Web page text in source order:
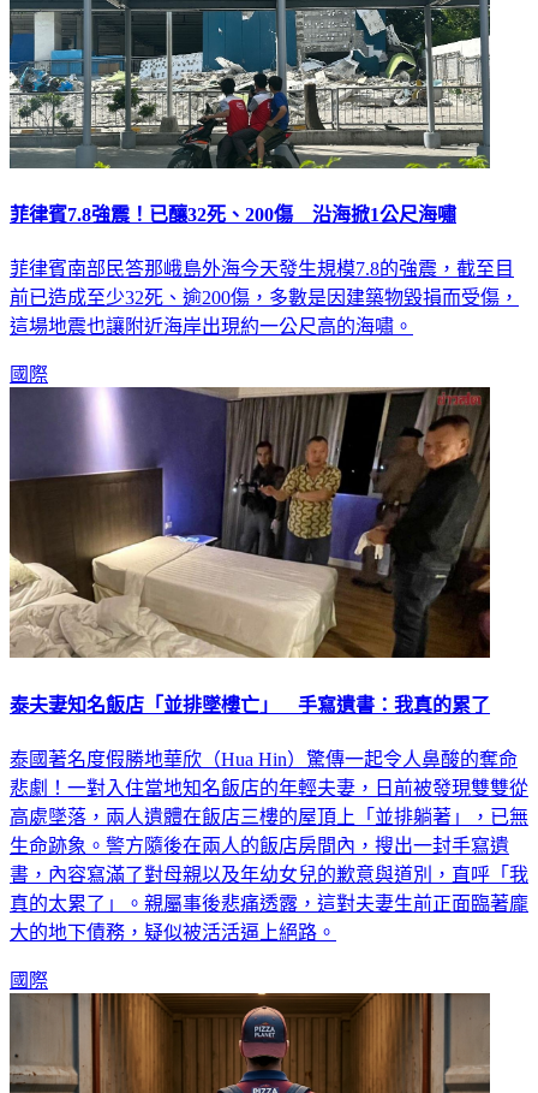
菲律賓7.8強震！已釀32死、200傷 沿海掀1公尺海嘯
菲律賓南部民答那峨島外海今天發生規模7.8的強震，截至目
前已造成至少32死、逾200傷，多數是因建築物毀損而受傷，
這場地震也讓附近海岸出現約一公尺高的海嘯。
國際
泰夫妻知名飯店「並排墜樓亡」 手寫遺書：我真的累了
泰國著名度假勝地華欣（Hua Hin）驚傳一起令人鼻酸的奪命
悲劇！一對入住當地知名飯店的年輕夫妻，日前被發現雙雙從
高處墜落，兩人遺體在飯店三樓的屋頂上「並排躺著」，已無
生命跡象。警方隨後在兩人的飯店房間內，搜出一封手寫遺
書，內容寫滿了對母親以及年幼女兒的歉意與道別，直呼「我
真的太累了」。親屬事後悲痛透露，這對夫妻生前正面臨著龐
大的地下債務，疑似被活活逼上絕路。
國際